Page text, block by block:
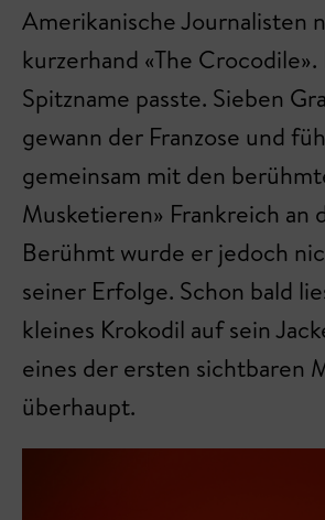
Amerikanische Journalisten
kurzerhand «The
Spitzname passte. Sieben
gewann der Franzose und
gemeinsam mit den
Musketieren» Frankreich an
Berühmt wurde er jedoch
seiner Erfolge. Schon bald
kleines Krokodil auf sein
eines der ersten sichtbaren
überhaupt.